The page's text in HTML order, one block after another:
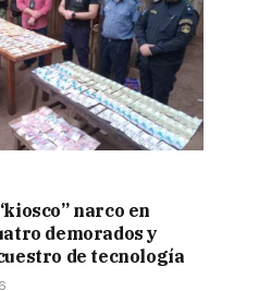
narco en
demorados y
de tecnología